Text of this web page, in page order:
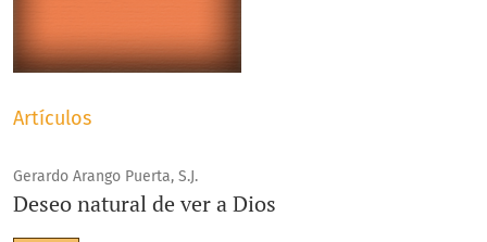
Artículos
Gerardo Arango Puerta, S.J.
Deseo natural de ver a Dios